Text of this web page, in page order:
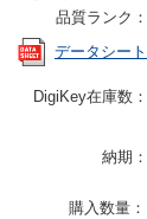
品質ランク：
データシート
DigiKey在庫数：
納期：
購入数量